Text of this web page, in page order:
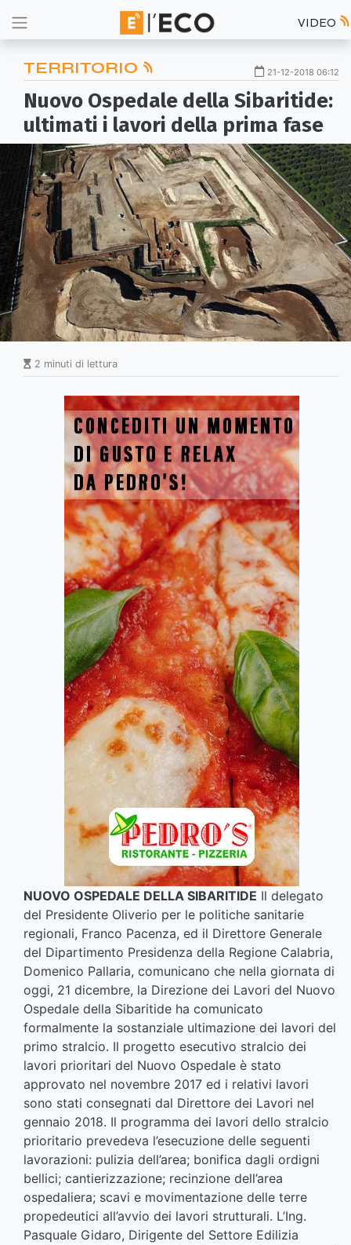
VIDEO
TERRITORIO 21-12-2018 06:12
Nuovo Ospedale della Sibaritide:
ultimati i lavori della prima fase
2 minuti di lettura
NUOVO OSPEDALE DELLA SIBARITIDE Il delegato
del Presidente Oliverio per le politiche sanitarie
regionali, Franco Pacenza, ed il Direttore Generale
del Dipartimento Presidenza della Regione Calabria,
Domenico Pallaria, comunicano che nella giornata di
oggi, 21 dicembre, la Direzione dei Lavori del Nuovo
Ospedale della Sibaritide ha comunicato
formalmente la sostanziale ultimazione dei lavori del
primo stralcio. Il progetto esecutivo stralcio dei
lavori prioritari del Nuovo Ospedale è stato
approvato nel novembre 2017 ed i relativi lavori
sono stati consegnati dal Direttore dei Lavori nel
gennaio 2018. Il programma dei lavori dello stralcio
prioritario prevedeva l’esecuzione delle seguenti
lavorazioni: pulizia dell’area; bonifica dagli ordigni
bellici; cantierizzazione; recinzione dell’area
ospedaliera; scavi e movimentazione delle terre
propedeutici all’avvio dei lavori strutturali. L’Ing.
Pasquale Gidaro, Dirigente del Settore Edilizia